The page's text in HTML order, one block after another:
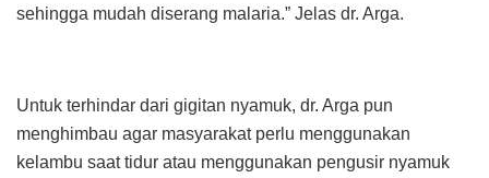
sehingga mudah diserang malaria.” Jelas dr. Arga.
Untuk terhindar dari gigitan nyamuk, dr. Arga pun
menghimbau agar masyarakat perlu menggunakan
kelambu saat tidur atau menggunakan pengusir nyamuk